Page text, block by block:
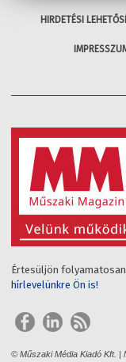
HIRDETÉSI
Értesüljön
hírlevelünkre Ön is!
© Műszaki Média Kiadó Kft. |